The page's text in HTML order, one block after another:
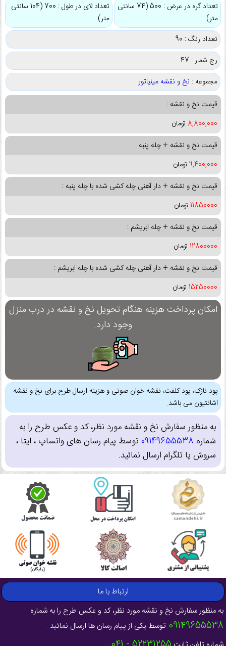
تعداد گره در عرض : 500 (74 سانتی
متر)
تعداد لای در طول : 700 (104 سانتی
متر)
تعداد رنگ : 90
رج شمار : 47
مجموعه : نخ و نقشه مینیاتور
قیمت نخ و نقشه :
8,800,000 تومان
قیمت نخ و نقشه + چله پنبه :
9,400,000 تومان
قیمت نخ و نقشه + دار آهنی چله کشی شده با چله پنبه :
11850000 تومان
قیمت نخ و نقشه + چله ابریشم :
12800000 تومان
قیمت نخ و نقشه + دار آهنی چله کشی شده با چله ابریشم :
15250000 تومان
امکان پرداخت هزینه هنگام تحویل نخ و نقشه در درب منزل
وجود دارد.
پود نازک، پود کلفت، نقشه خوان صوتی و هزینه ارسال طرح برای نخ و نقشه
اشانتیون می باشد.
به منظور سفارش نخ و نقشه مورد نظر، کد و عکس طرح را به
شماره 09149655538توسط پیام رسان های واتساپ ، ایتا ،
سروش یا تلگرام ارسال نمائید.
ارتباط با ما
به منظور سفارش نخ و نقشه مورد نظر، کد و عکس طرح را به شماره
09149655538 توسط یکی از پیام رسان ها ارسال نمائید .